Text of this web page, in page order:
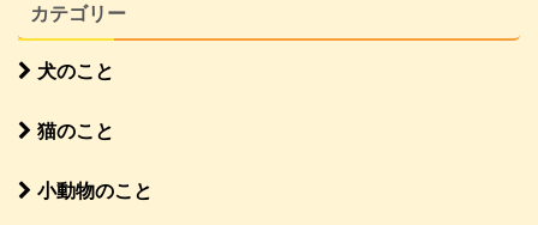
カテゴリー
犬のこと
猫のこと
小動物のこと